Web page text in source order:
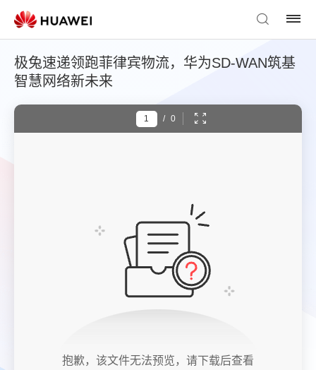
极兔速递领跑菲律宾物流，华为SD-WAN筑基
智慧网络新未来
/ 0
抱歉，该文件无法预览，请下载后查看